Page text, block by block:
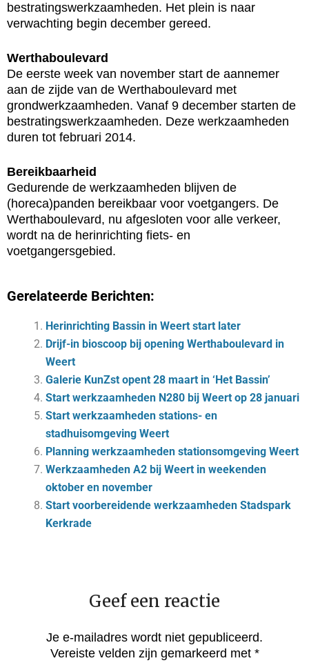
bestratingswerkzaamheden. Het plein is naar
verwachting begin december gereed.
Werthaboulevard
De eerste week van november start de aannemer
aan de zijde van de Werthaboulevard met
grondwerkzaamheden. Vanaf 9 december starten de
bestratingswerkzaamheden. Deze werkzaamheden
duren tot februari 2014.
Bereikbaarheid
Gedurende de werkzaamheden blijven de
(horeca)panden bereikbaar voor voetgangers. De
Werthaboulevard, nu afgesloten voor alle verkeer,
wordt na de herinrichting fiets- en
voetgangersgebied.
Gerelateerde Berichten:
Herinrichting Bassin in Weert start later
Drijf-in bioscoop bij opening Werthaboulevard in
Weert
Galerie KunZst opent 28 maart in ‘Het Bassin’
Start werkzaamheden N280 bij Weert op 28 januari
Start werkzaamheden stations- en
stadhuisomgeving Weert
Planning werkzaamheden stationsomgeving Weert
Werkzaamheden A2 bij Weert in weekenden
oktober en november
Start voorbereidende werkzaamheden Stadspark
Kerkrade
Geef een reactie
Je e-mailadres wordt niet gepubliceerd.
Vereiste velden zijn gemarkeerd met *